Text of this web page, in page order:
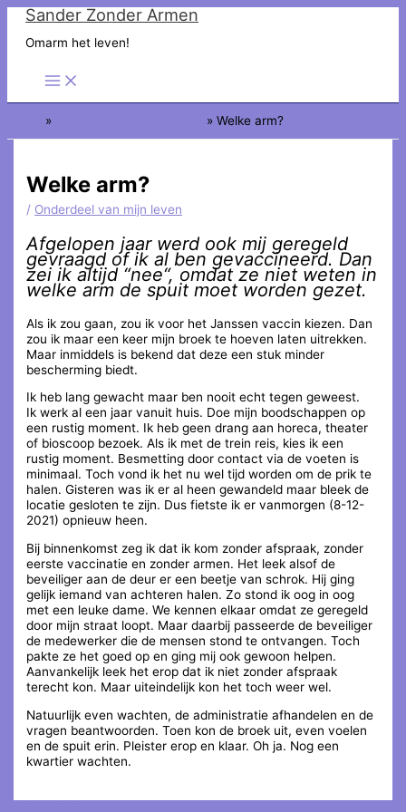
Sander Zonder Armen
Omarm het leven!
Welke arm?
Welke arm?
/ Onderdeel van mijn leven
Afgelopen jaar werd ook mij geregeld
gevraagd of ik al ben gevaccineerd. Dan
zei ik altijd “nee“, omdat ze niet weten in
welke arm de spuit moet worden gezet.
Als ik zou gaan, zou ik voor het Janssen vaccin kiezen. Dan
zou ik maar een keer mijn broek te hoeven laten uitrekken.
Maar inmiddels is bekend dat deze een stuk minder
bescherming biedt.
Ik heb lang gewacht maar ben nooit echt tegen geweest.
Ik werk al een jaar vanuit huis. Doe mijn boodschappen op
een rustig moment. Ik heb geen drang aan horeca, theater
of bioscoop bezoek. Als ik met de trein reis, kies ik een
rustig moment. Besmetting door contact via de voeten is
minimaal. Toch vond ik het nu wel tijd worden om de prik te
halen. Gisteren was ik er al heen gewandeld maar bleek de
locatie gesloten te zijn. Dus fietste ik er vanmorgen (8-12-
2021) opnieuw heen.
Bij binnenkomst zeg ik dat ik kom zonder afspraak, zonder
eerste vaccinatie en zonder armen. Het leek alsof de
beveiliger aan de deur er een beetje van schrok. Hij ging
gelijk iemand van achteren halen. Zo stond ik oog in oog
met een leuke dame. We kennen elkaar omdat ze geregeld
door mijn straat loopt. Maar daarbij passeerde de beveiliger
de medewerker die de mensen stond te ontvangen. Toch
pakte ze het goed op en ging mij ook gewoon helpen.
Aanvankelijk leek het erop dat ik niet zonder afspraak
terecht kon. Maar uiteindelijk kon het toch weer wel.
Natuurlijk even wachten, de administratie afhandelen en de
vragen beantwoorden. Toen kon de broek uit, even voelen
en de spuit erin. Pleister erop en klaar. Oh ja. Nog een
kwartier wachten.